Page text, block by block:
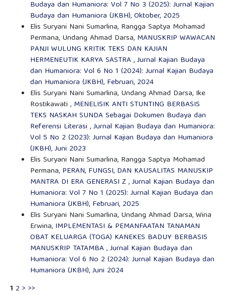
Budaya dan Humaniora: Vol 7 No 3 (2025): Jurnal Kajian
Budaya dan Humaniora (JKBH), Oktober, 2025
Elis Suryani Nani Sumarlina, Rangga Saptya Mohamad
Permana, Undang Ahmad Darsa, MANUSKRIP WAWACAN
PANJI WULUNG KRITIK TEKS DAN KAJIAN
HERMENEUTIK KARYA SASTRA,Jurnal Kajian Budaya
dan Humaniora: Vol 6 No 1 (2024): Jurnal Kajian Budaya
dan Humaniora (JKBH), Februari, 2024
Elis Suryani Nani Sumarlina, Undang Ahmad Darsa, Ike
Rostikawati , MENELISIK ANTI STUNTING BERBASIS
TEKS NASKAH SUNDA Sebagai Dokumen Budaya dan
Referensi Literasi ,Jurnal Kajian Budaya dan Humaniora:
Vol 5 No 2 (2023): Jurnal Kajian Budaya dan Humaniora
(JKBH), Juni 2023
Elis Suryani Nani Sumarlina, Rangga Saptya Mohamad
Permana, PERAN, FUNGSI, DAN KAUSALITAS MANUSKIP
MANTRA DI ERA GENERASI Z,Jurnal Kajian Budaya dan
Humaniora: Vol 7 No 1 (2025): Jurnal Kajian Budaya dan
Humaniora (JKBH), Februari, 2025
Elis Suryani Nani Sumarlina, Undang Ahmad Darsa, Wina
Erwina, IMPLEMENTASI & PEMANFAATAN TANAMAN
OBAT KELUARGA (TOGA) KANEKES BADUY BERBASIS
MANUSKRIP TATAMBA,Jurnal Kajian Budaya dan
Humaniora: Vol 6 No 2 (2024): Jurnal Kajian Budaya dan
Humaniora (JKBH), Juni 2024
1 2 > >>